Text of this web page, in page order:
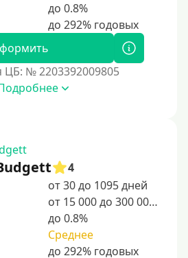
до 0.8%
ЦБ: № 2203392009805
4
от 30 до 1095 дней
от 15 000 до 300 000 ₽
до 0.8%
Среднее